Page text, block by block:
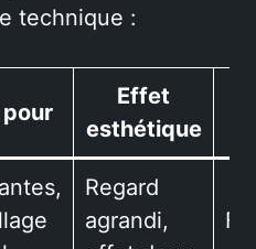
technique :
Effet
esthétique
Regard
agrandi,